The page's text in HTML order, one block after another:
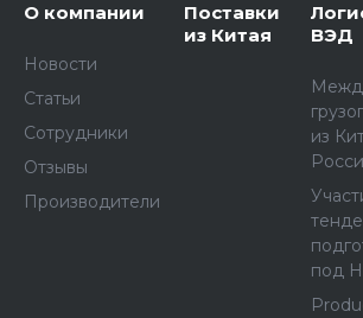
О компании
Новости
Статьи
Сотрудники
Отзывы
Производители
Поставки
из Китая
ВЭД
из
под